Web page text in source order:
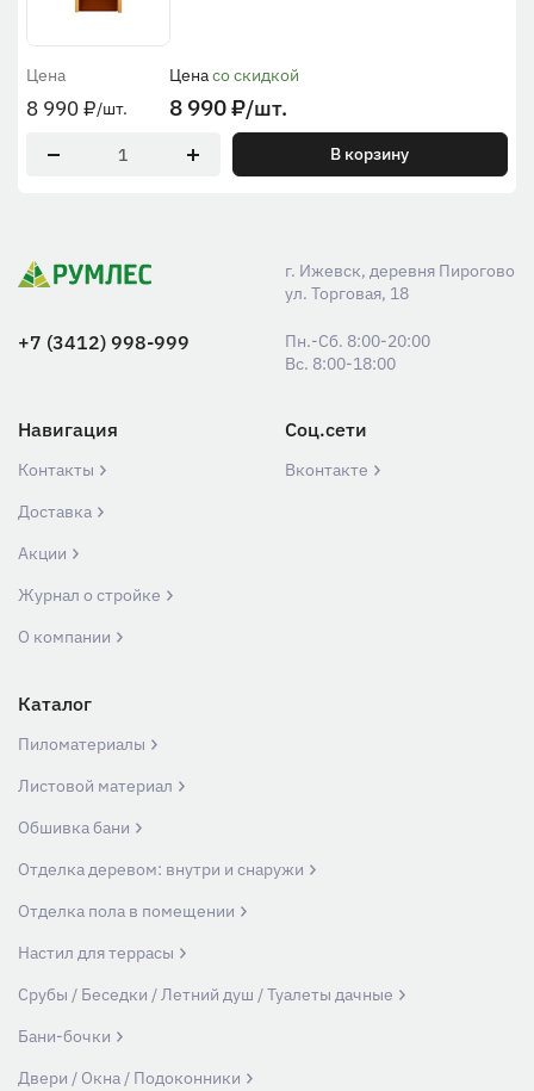
Цена
8 990₽/шт.
Ценасо скидкой
8 990₽/шт.
В корзину
г. Ижевск, деревня Пирогово
ул. Торговая, 18
+7 (3412) 998-999
Пн.-Сб. 8:00-20:00
Вс. 8:00-18:00
Навигация
Контакты
Доставка
Акции
Журнал о стройке
О компании
Соц.сети
Вконтакте
Каталог
Пиломатериалы
Листовой материал
Обшивка бани
Отделка деревом: внутри и снаружи
Отделка пола в помещении
Настил для террасы
Срубы / Беседки / Летний душ / Туалеты дачные
Бани-бочки
Двери / Окна / Подоконники